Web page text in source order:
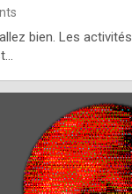
bien. Les activités